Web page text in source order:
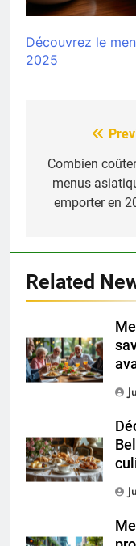
Découvrez le
2025
Navigation
de
l’article
Combien
menus
emporter en
Related